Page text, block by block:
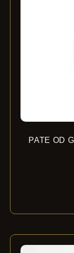
PATE OD